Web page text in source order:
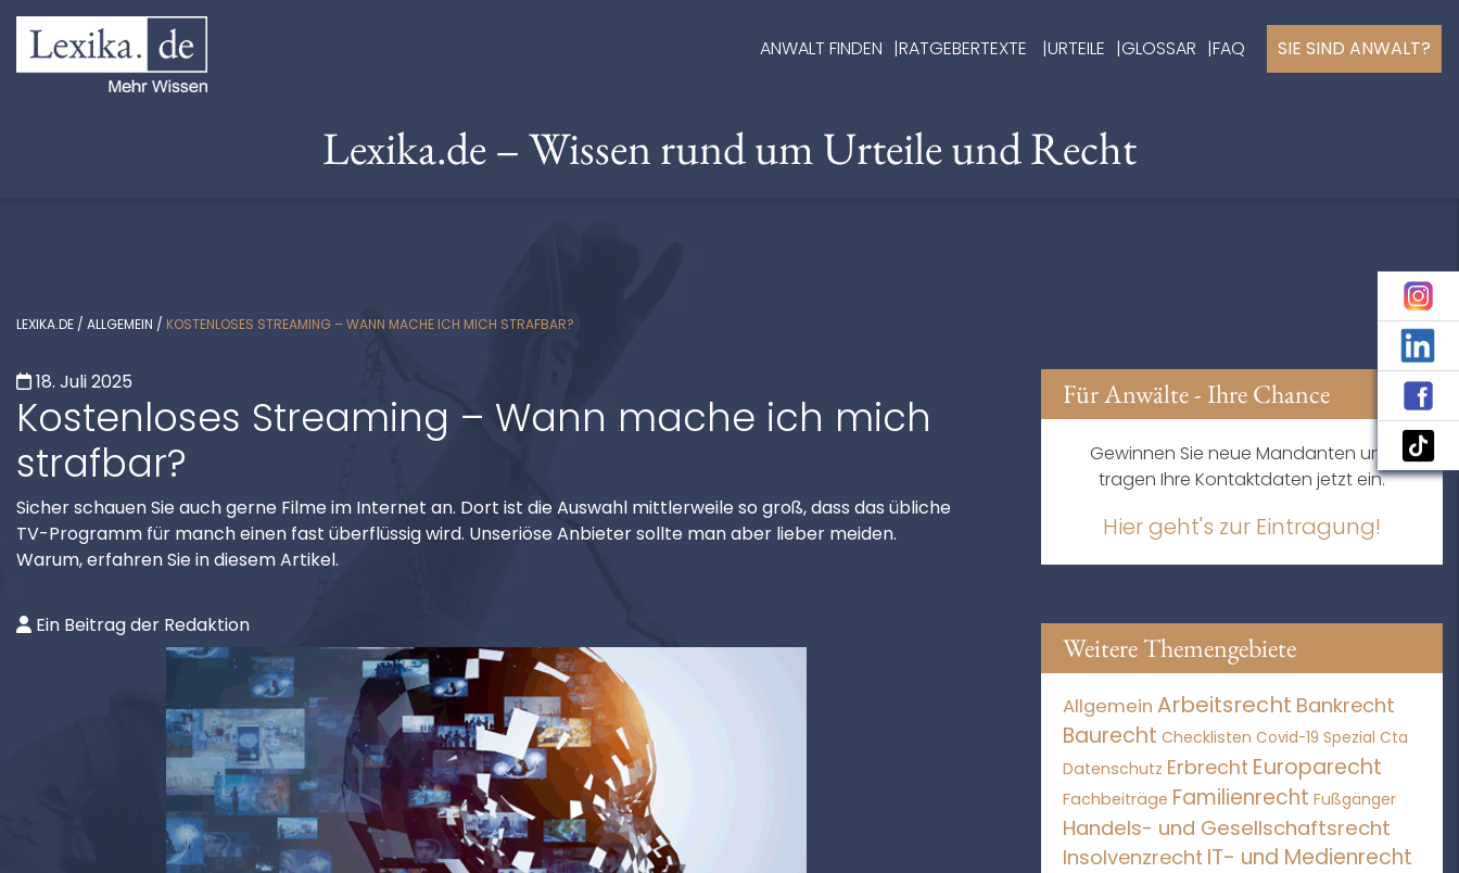
ANWALT FINDEN RATGEBERTEXTE URTEILE GLOSSAR FAQ SIE SIND ANWALT?
Lexika.de – Wissen rund um Urteile und Recht
LEXIKA.DE / ALLGEMEIN / KOSTENLOSES STREAMING – WANN MACHE ICH MICH STRAFBAR?
18. Juli 2025
Kostenloses Streaming – Wann mache ich mich
strafbar?
Sicher schauen Sie auch gerne Filme im Internet an. Dort ist die Auswahl mittlerweile so groß, dass das übliche
TV-Programm für manch einen fast überflüssig wird. Unseriöse Anbieter sollte man aber lieber meiden.
Warum, erfahren Sie in diesem Artikel.
Ein Beitrag der Redaktion
Für Anwälte - Ihre Chance
Gewinnen Sie neue Mandanten und
tragen Ihre Kontaktdaten jetzt ein.
Hier geht's zur Eintragung!
Weitere Themengebiete
Allgemein Arbeitsrecht Bankrecht
Baurecht Checklisten Covid-19 Spezial Cta
Datenschutz Erbrecht Europarecht
Fachbeiträge Familienrecht Fußgänger
Handels- und Gesellschaftsrecht
Insolvenzrecht IT- und Medienrecht